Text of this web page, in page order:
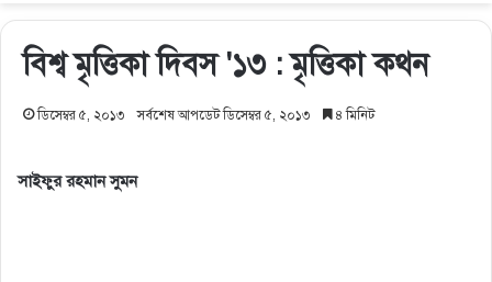
বিশ্ব মৃত্তিকা দিবস '১৩ : মৃত্তিকা কথন
ডিসেম্বর ৫, ২০১৩ সর্বশেষ আপডেট ডিসেম্বর ৫, ২০১৩ ৪ মিনিট
সাইফুর রহমান সুমন